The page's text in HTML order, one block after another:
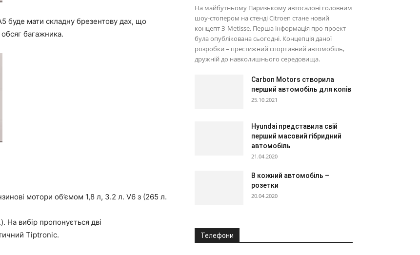
буде мати складну брезентову дах, що
обсяг багажника.
мотори об’ємом 1,8 л, 3.2 л. V6 з (265 л.
На вибір пропонується дві
Tiptronic.
На майбутньому Паризькому автосалоні головним
шоу-стопером на стенді Citroen стане новий
концепт З-Metisse. Перша інформація про проект
була опублікована сьогодні. Концепція даної
розробки – престижний спортивний автомобіль,
дружній до навколишнього середовища.
Carbon Motors створила
перший автомобіль для копів
25.10.2021
Hyundai представила свій
перший масовий гібридний
автомобіль
21.04.2020
В кожний автомобіль –
розетки
20.04.2020
Телефони